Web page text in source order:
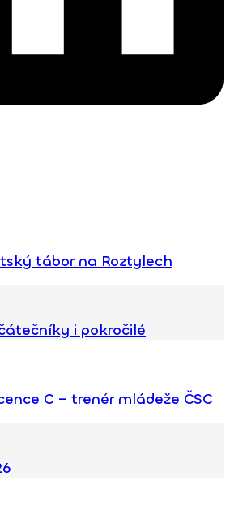
tábor na Roztylech
i pokročilé
C – trenér mládeže ČSC